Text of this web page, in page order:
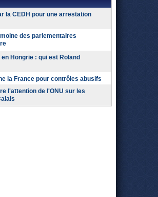
la CEDH pour une arrestation
des parlementaires
Hongrie : qui est Roland
la France pour contrôles abusifs
l'attention de l'ONU sur les